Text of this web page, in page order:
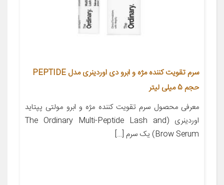
سرم تقویت کننده مژه و ابرو دی اوردینری مدل PEPTIDE
حجم 5 میلی لیتر
معرفی محصول سرم تقویت کننده مژه و ابرو مولتی پپتاید
اوردینری (The Ordinary Multi-Peptide Lash and
Brow Serum) یک سرم […]